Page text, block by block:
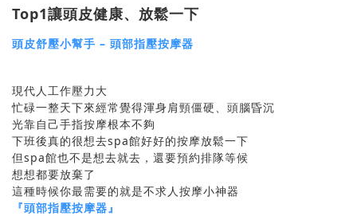
Top1讓頭皮健康、放鬆一下
頭皮舒壓小幫手 – 頭部指壓按摩器
現代人工作壓力大
忙碌一整天下來經常覺得渾身肩頸僵硬、頭腦昏沉
光靠自己手指按摩根本不夠
下班後真的很想去spa館好好的按摩放鬆一下
但spa館也不是想去就去，還要預約排隊等候
想想都要放棄了
這種時候你最需要的就是不求人按摩小神器
『頭部指壓按摩器』